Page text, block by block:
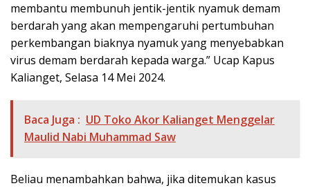
membantu membunuh jentik-jentik nyamuk demam
berdarah yang akan mempengaruhi pertumbuhan
perkembangan biaknya nyamuk yang menyebabkan
virus demam berdarah kepada warga.” Ucap Kapus
Kalianget, Selasa 14 Mei 2024.
Baca Juga : UD Toko Akor Kalianget Menggelar
Maulid Nabi Muhammad Saw
Beliau menambahkan bahwa, jika ditemukan kasus